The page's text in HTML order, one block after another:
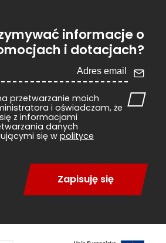
informacje o
i dotacjach?
przetwarzanie moich
i oświadczam, że
z informacjami
danych
się w polityce
Zapisuję się